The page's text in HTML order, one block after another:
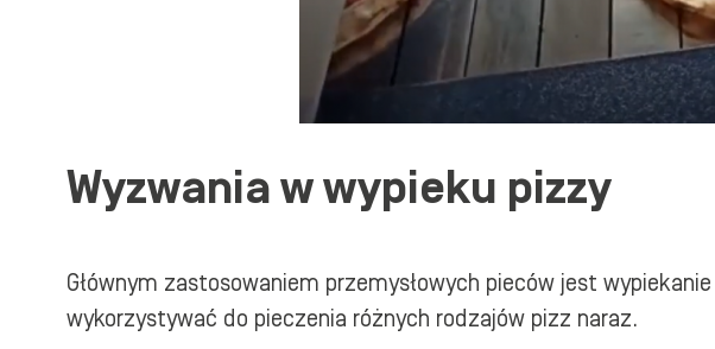
Wyzwania w wypieku pizzy
Głównym zastosowaniem przemysłowych pieców jest
wykorzystywać do pieczenia różnych rodzajów pizz naraz.